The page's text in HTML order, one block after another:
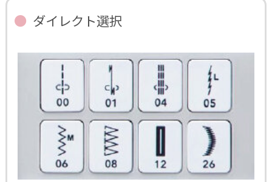
ダイレクト選択